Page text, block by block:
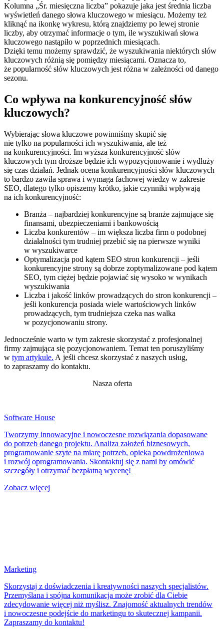
Kolumna „Śr. miesięczna liczba” pokazuje jaka jest średnia liczba
wyświetleń danego słowa kluczowego w miesiącu. Możemy też
kliknąć na ikonkę wykresu, którą znajdziemy po lewej stronie
liczby, aby otrzymać informacje o tym, ile wyszukiwań słowa
kluczowego nastąpiło w poprzednich miesiącach.
Dzięki temu możemy sprawdzić, że wyszukiwania niektórych słów
kluczowych różnią się pomiędzy miesiącami. Oznacza to,
że popularność słów kluczowych jest różna w zależności od danego
sezonu.
Co wpływa na konkurencyjność słów
kluczowych?
Wybierając słowa kluczowe powinniśmy skupić się
nie tylko na popularności ich wyszukiwania, ale też
na konkurencyjności. Im wyższa konkurencyjność słów
kluczowych tym droższe będzie ich wypozycjonowanie i wydłuży
się czas działań. Jednak ocena konkurencyjności słów kluczowych
to bardzo zawiła sprawa i wymaga fachowej wiedzy w zakresie
SEO, dlatego tylko opiszemy krótko, jakie czynniki wpływają
na ich konkurencyjność:
Branża – najbardziej konkurencyjne są branże zajmujące się
finansami, ubezpieczeniami i bankowością
Liczba konkurentów – im większa liczba firm o podobnej
działalności tym trudniej przebić się na pierwsze wyniki
w wyszukiwarce
Optymalizacja pod kątem SEO stron konkurencji – jeśli
konkurencyjne strony są dobrze zoptymalizowane pod kątem
SEO, tym ciężej będzie pojawiać się wysoko w wynikach
wyszukiwania
Liczba i jakość linków prowadzących do stron konkurencji –
jeśli konkurencja posiada wiele wartościowych linków
prowadzących, tym trudniejsza czeka nas walka
w pozycjonowaniu strony.
Jednocześnie warto w tym zakresie skorzystać z profesjonalnej
firmy zajmująca się pozycjonowaniem. Temat ten poruszyliśmy
w tym artykule. A jeśli chcesz skorzystać z naszych usług,
to zapraszamy do kontaktu.
Nasza oferta
Software House
Tworzymy innowacyjne i nowoczesne rozwiązania dopasowane
do potrzeb danego projektu. Analiza założeń biznesowych,
programowanie szyte na miarę potrzeb, opieka powdrożeniowa
i rozwój oprogramowania. Skontaktuj się z nami by omówić
szczegóły i otrzymać bezpłatną wycenę!
Zobacz więcej
Marketing
Skorzystaj z doświadczenia i kreatywności naszych specjalistów.
Przemyślana i spójna komunikacja może zrobić dla Ciebie
zdecydowanie więcej niż myślisz. Znajomość aktualnych trendów
i nowoczesne podejście do marketingu to skutecznej kampanii.
Zapraszamy do kontaktu!